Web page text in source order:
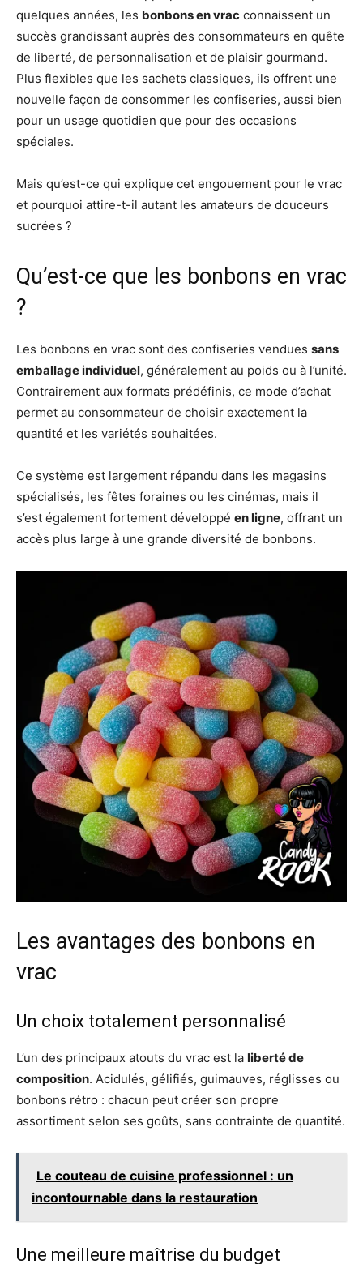
quelques années, les bonbons en vrac connaissent un
succès grandissant auprès des consommateurs en quête
de liberté, de personnalisation et de plaisir gourmand.
Plus flexibles que les sachets classiques, ils offrent une
nouvelle façon de consommer les confiseries, aussi bien
pour un usage quotidien que pour des occasions
spéciales.
Mais qu’est-ce qui explique cet engouement pour le vrac
et pourquoi attire-t-il autant les amateurs de douceurs
sucrées ?
Qu’est-ce que les bonbons en vrac
?
Les bonbons en vrac sont des confiseries vendues sans
emballage individuel, généralement au poids ou à l’unité.
Contrairement aux formats prédéfinis, ce mode d’achat
permet au consommateur de choisir exactement la
quantité et les variétés souhaitées.
Ce système est largement répandu dans les magasins
spécialisés, les fêtes foraines ou les cinémas, mais il
s’est également fortement développé en ligne, offrant un
accès plus large à une grande diversité de bonbons.
Les avantages des bonbons en
vrac
Un choix totalement personnalisé
L’un des principaux atouts du vrac est la liberté de
composition. Acidulés, gélifiés, guimauves, réglisses ou
bonbons rétro : chacun peut créer son propre
assortiment selon ses goûts, sans contrainte de quantité.
Le couteau de cuisine professionnel : un
incontournable dans la restauration
Une meilleure maîtrise du budget